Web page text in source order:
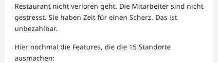
Restaurant nicht verloren geht. Die Mitarbeiter sind nicht
gestresst. Sie haben Zeit für einen Scherz. Das ist
unbezahlbar.
Hier nochmal die Features, die die 15 Standorte
ausmachen: